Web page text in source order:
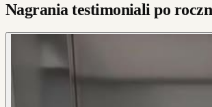
Nagrania testimoniali po